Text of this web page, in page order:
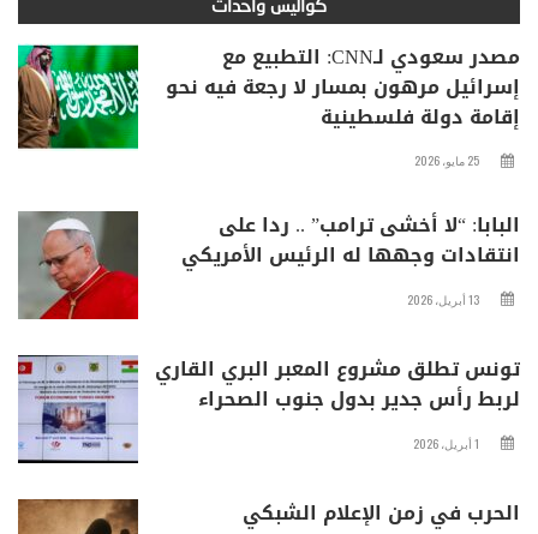
كواليس وأحداث
مصدر سعودي لـCNN: التطبيع مع
إسرائيل مرهون بمسار لا رجعة فيه نحو
إقامة دولة فلسطينية
25 مايو، 2026
البابا: “لا أخشى ترامب” .. ردا على
انتقادات وجهها له الرئيس الأمريكي
13 أبريل، 2026
تونس تطلق مشروع المعبر البري القاري
لربط رأس جدير بدول جنوب الصحراء
1 أبريل، 2026
الحرب في زمن الإعلام الشبكي